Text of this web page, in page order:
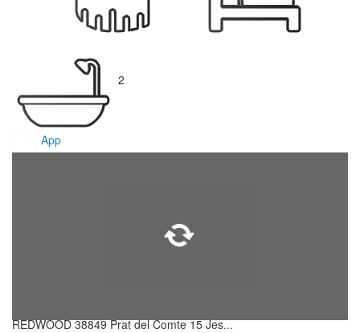
2
App
REDWOOD 38849 Prat del Comte 15 Jes...